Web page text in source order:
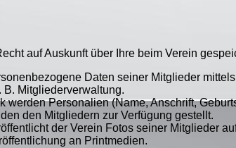
auf Auskunft über Ihre beim Verein
Daten seiner Mitglieder
Mitgliederverwaltung.
werden Personalien (Name, Anschrift,
den Mitgliedern zur Verfügung gestellt.
der Verein Fotos seiner Mitglieder
an Printmedien.